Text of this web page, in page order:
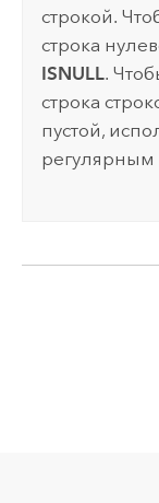
строкой.
строка
ISNULL.
строка
пустой,